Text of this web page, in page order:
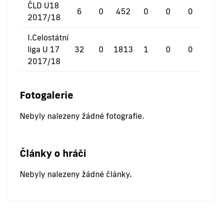
ČLD U18
2017/18
6 0 452 0 0 0
I.Celostátní
liga U 17
2017/18
32 0 1813 1 0 0
Fotogalerie
Nebyly nalezeny žádné fotografie.
Články o hráči
Nebyly nalezeny žádné články.